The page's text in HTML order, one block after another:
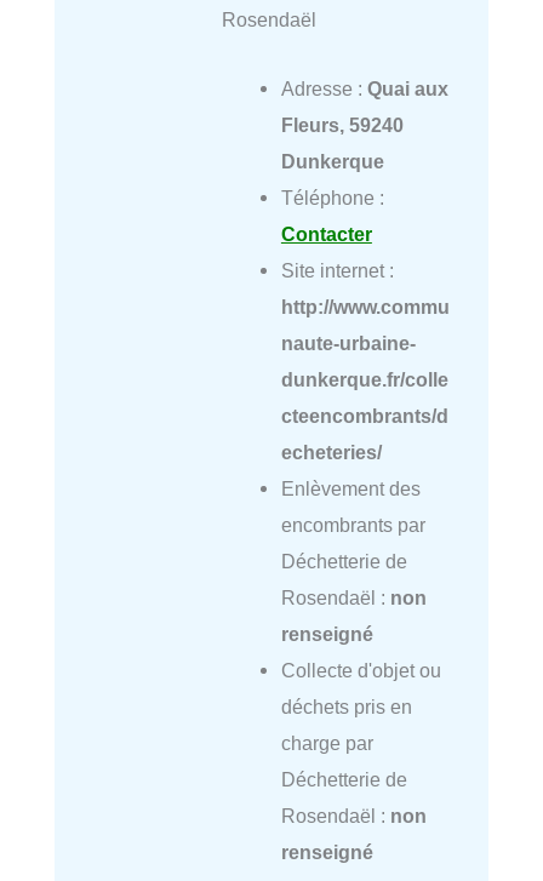
Rosendaël
Adresse : Quai aux
Fleurs, 59240
Dunkerque
Téléphone :
Contacter
Site internet :
http://www.commu
naute-urbaine-
dunkerque.fr/colle
cteencombrants/d
echeteries/
Enlèvement des
encombrants par
Déchetterie de
Rosendaël : non
renseigné
Collecte d'objet ou
déchets pris en
charge par
Déchetterie de
Rosendaël : non
renseigné